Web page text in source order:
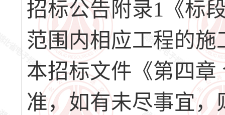
招标公告附录1《标
范围内相应工程的
本招标文件《第四
准，如有未尽事宜